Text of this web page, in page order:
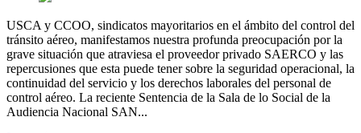
USCA y CCOO, sindicatos mayoritarios en el ámbito del control del
tránsito aéreo, manifestamos nuestra profunda preocupación por la
grave situación que atraviesa el proveedor privado SAERCO y las
repercusiones que esta puede tener sobre la seguridad operacional, la
continuidad del servicio y los derechos laborales del personal de
control aéreo. La reciente Sentencia de la Sala de lo Social de la
Audiencia Nacional SAN...